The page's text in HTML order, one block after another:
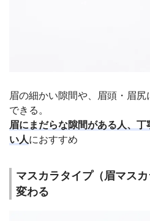
眉の細かい隙間や、眉頭・眉
できる。
眉にまだらな隙間がある人、
い人におすすめ
マスカラタイプ（眉マス
変わる